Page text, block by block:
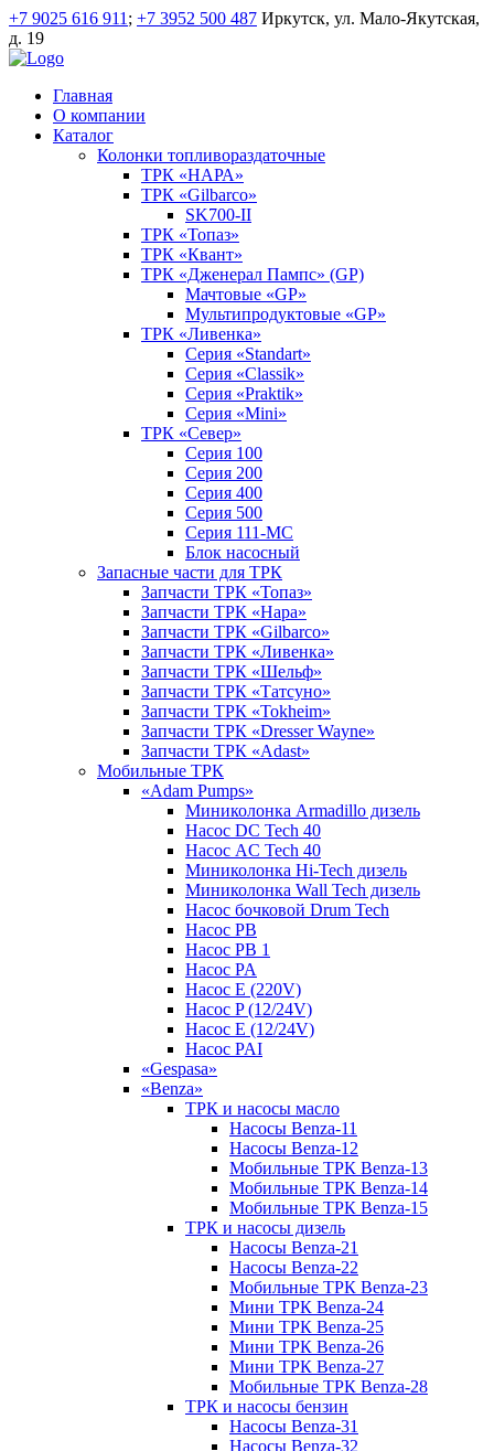
+7 9025 616 911 ; +7 3952 500 487 Иркутск, ул. Мало-Якутская,
д. 19
Главная
О компании
Каталог
Колонки топливораздаточные
ТРК «НАРА»
ТРК «Gilbarco»
SK700-II
ТРК «Топаз»
ТРК «Квант»
ТРК «Дженерал Пампс» (GP)
Мачтовые «GP»
Мультипродуктовые «GP»
ТРК «Ливенка»
Серия «Standart»
Серия «Classik»
Серия «Praktik»
Серия «Mini»
ТРК «Север»
Серия 100
Серия 200
Серия 400
Серия 500
Серия 111-МС
Блок насосный
Запасные части для ТРК
Запчасти ТРК «Топаз»
Запчасти ТРК «Нара»
Запчасти ТРК «Gilbarco»
Запчасти ТРК «Ливенка»
Запчасти ТРК «Шельф»
Запчасти ТРК «Татсуно»
Запчасти ТРК «Tokheim»
Запчасти ТРК «Dresser Wayne»
Запчасти ТРК «Adast»
Мобильные ТРК
«Adam Pumps»
Миниколонка Armadillo дизель
Насос DC Tech 40
Насос AC Tech 40
Миниколонка Hi-Tech дизель
Миниколонка Wall Tech дизель
Насос бочковой Drum Tech
Насос PB
Насос PB 1
Насос PA
Насос E (220V)
Насос P (12/24V)
Насос E (12/24V)
Насос PAI
«Gespasa»
«Benza»
ТРК и насосы масло
Насосы Benza-11
Насосы Benza-12
Мобильные ТРК Benza-13
Мобильные ТРК Benza-14
Мобильные ТРК Benza-15
ТРК и насосы дизель
Насосы Benza-21
Насосы Benza-22
Мобильные ТРК Benza-23
Мини ТРК Benza-24
Мини ТРК Benza-25
Мини ТРК Benza-26
Мини ТРК Benza-27
Мобильные ТРК Benza-28
ТРК и насосы бензин
Насосы Benza-31
Насосы Benza-32